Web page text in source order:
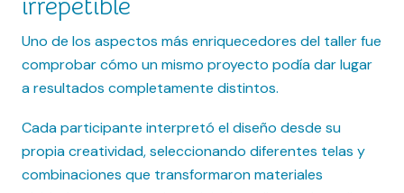
Uno de los aspectos más enriquecedores del taller fue
comprobar cómo un mismo proyecto podía dar lugar
a resultados completamente distintos.
Cada participante interpretó el diseño desde su
propia creatividad, seleccionando diferentes telas y
combinaciones que transformaron materiales